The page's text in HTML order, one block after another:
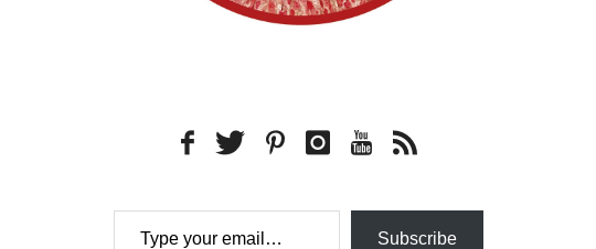
Type your email…
Subscribe